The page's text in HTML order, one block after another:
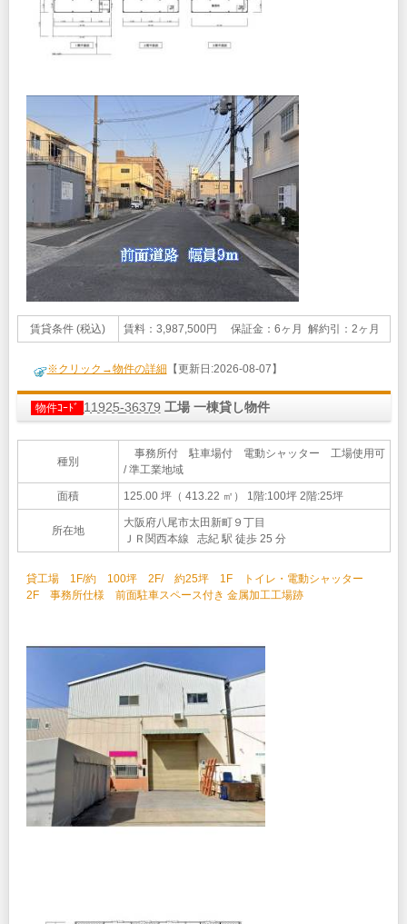
賃貸条件 (税込) 賃料：3,987,500円 保証金：6ヶ月 解約引：2ヶ月
※クリック→物件の詳細 【更新日:2026-08-07】
物件ｺｰﾄﾞ 11925-36379 工場 一棟貸し物件
種別
事務所付 駐車場付 電動シャッター 工場使用可
/ 準工業地域
面積 125.00 坪（ 413.22 ㎡） 1階:100坪 2階:25坪
所在地
大阪府八尾市太田新町９丁目
ＪＲ関西本線 志紀 駅 徒歩 25 分
貸工場 1F/約 100坪 2F/ 約25坪 1F トイレ・電動シャッター
2F 事務所仕様 前面駐車スペース付き 金属加工工場跡